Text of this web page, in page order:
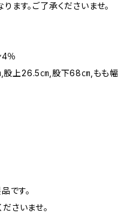
す。ご了承くださいませ。
4％
,股上26.5㎝,股下68㎝,もも幅
です。
さいませ。